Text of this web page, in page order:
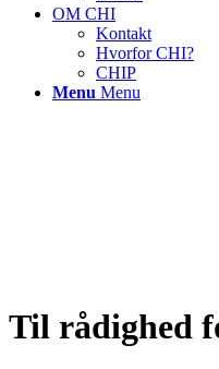
OM CHI
Kontakt
Hvorfor CHI?
CHIP
Menu Menu
Til rådighed